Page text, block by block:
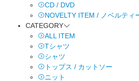
CD / DVD
NOVELTY ITEM / ノベルティ
CATEGORY
ALL ITEM
Tシャツ
シャツ
トップス / カットソー
ニット